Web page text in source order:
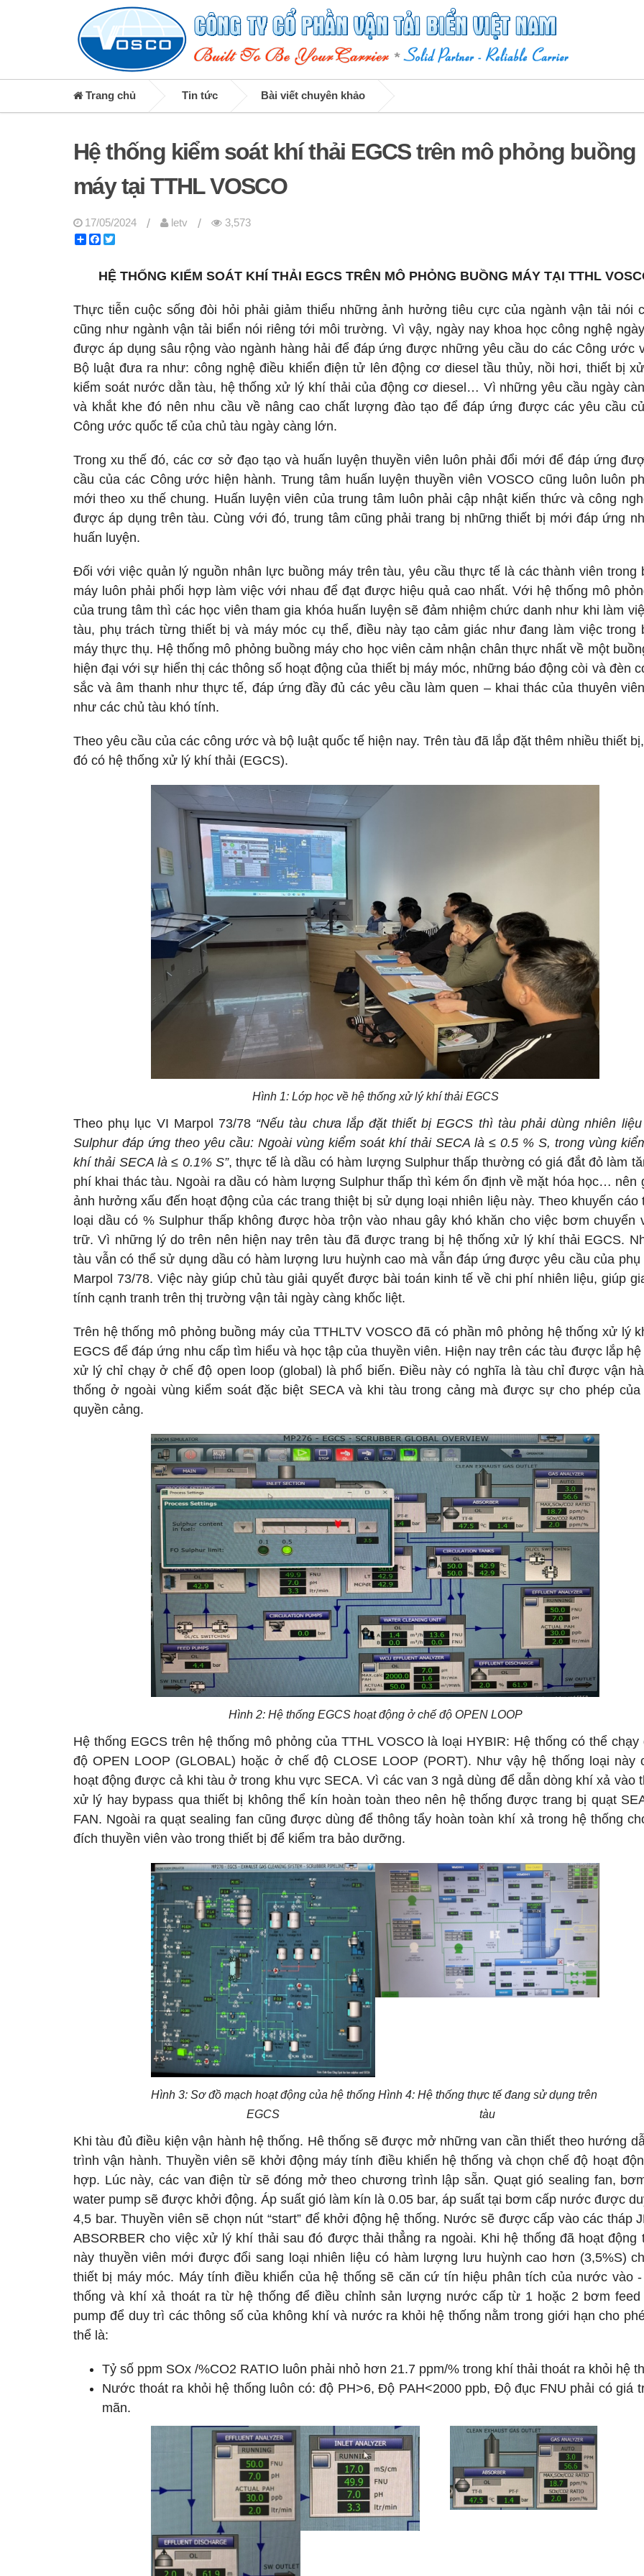
Trang chủ Tin tức Bài viết chuyên khảo
Hệ thống kiểm soát khí thải EGCS trên mô phỏng buồng
máy tại TTHL VOSCO
17/05/2024 / letv /
3,573
ShareFacebook
HỆ THỐNG KIỂM SOÁT KHÍ THẢI EGCS TRÊN MÔ PHỎNG BUỒNG MÁY TẠI TTHL
Thực tiễn cuộc sống đòi hỏi phải giảm thiểu những ảnh hưởng tiêu cực của ngành vận tải nói
cũng như ngành vận tải biển nói riêng tới môi trường. Vì vậy, ngày nay khoa học công nghệ
được áp dụng sâu rộng vào ngành hàng hải để đáp ứng được những yêu cầu do các Công ước
Bộ luật đưa ra như: công nghệ điều khiển điện tử lên động cơ diesel tầu thủy, nồi hơi, thiết bị
kiểm soát nước dằn tàu, hệ thống xử lý khí thải của động cơ diesel… Vì những yêu cầu ngày
và khắt khe đó nên nhu cầu về nâng cao chất lượng đào tạo để đáp ứng được các yêu cầu
Công ước quốc tế của chủ tàu ngày càng lớn.
Trong xu thế đó, các cơ sở đạo tạo và huấn luyện thuyền viên luôn phải đổi mới để đáp ứng
cầu của các Công ước hiện hành. Trung tâm huấn luyện thuyền viên VOSCO cũng luôn luôn
mới theo xu thế chung. Huấn luyện viên của trung tâm luôn phải cập nhật kiến thức và công
được áp dụng trên tàu. Cùng với đó, trung tâm cũng phải trang bị những thiết bị mới đáp ứng
huấn luyện.
Đối với việc quản lý nguồn nhân lực buồng máy trên tàu, yêu cầu thực tế là các thành viên trong
máy luôn phải phối hợp làm việc với nhau để đạt được hiệu quả cao nhất. Với hệ thống mô
của trung tâm thì các học viên tham gia khóa huấn luyện sẽ đảm nhiệm chức danh như khi làm
tàu, phụ trách từng thiết bị và máy móc cụ thể, điều này tạo cảm giác như đang làm việc trong
máy thực thụ. Hệ thống mô phỏng buồng máy cho học viên cảm nhận chân thực nhất về một
hiện đại với sự hiển thị các thông số hoạt động của thiết bị máy móc, những báo động còi và đèn
sắc và âm thanh như thực tế, đáp ứng đầy đủ các yêu cầu làm quen – khai thác của thuyên
như các chủ tàu khó tính.
Theo yêu cầu của các công ước và bộ luật quốc tế hiện nay. Trên tàu đã lắp đặt thêm nhiều thiết
đó có hệ thống xử lý khí thải (EGCS).
Hình 1: Lớp học về hệ thống xử lý khí thải EGCS
Theo phụ lục VI Marpol 73/78 “Nếu tàu chưa lắp đặt thiết bị EGCS thì tàu phải dùng nhiên
Sulphur đáp ứng theo yêu cầu: Ngoài vùng kiểm soát khí thải SECA là ≤ 0.5 % S, trong vùng
khí thải SECA là ≤ 0.1% S”, thực tế là dầu có hàm lượng Sulphur thấp thường có giá đắt đỏ làm
phí khai thác tàu. Ngoài ra dầu có hàm lượng Sulphur thấp thì kém ổn định về mặt hóa học… nên
ảnh hưởng xấu đến hoạt động của các trang thiệt bị sử dụng loại nhiên liệu này. Theo khuyến cáo
loại dầu có % Sulphur thấp không được hòa trộn vào nhau gây khó khăn cho việc bơm chuyển
trữ. Vì những lý do trên nên hiện nay trên tàu đã được trang bị hệ thống xử lý khí thải EGCS.
tàu vẫn có thể sử dụng dầu có hàm lượng lưu huỳnh cao mà vẫn đáp ứng được yêu cầu của phụ
Marpol 73/78. Việc này giúp chủ tàu giải quyết được bài toán kinh tế về chi phí nhiên liệu, giúp
tính cạnh tranh trên thị trường vận tải ngày càng khốc liệt.
Trên hệ thống mô phỏng buồng máy của TTHLTV VOSCO đã có phần mô phỏng hệ thống xử lý
EGCS để đáp ứng nhu cấp tìm hiểu và học tập của thuyền viên. Hiện nay trên các tàu được lắp hệ
xử lý chỉ chạy ở chế độ open loop (global) là phổ biến. Điều này có nghĩa là tàu chỉ được vận
thống ở ngoài vùng kiểm soát đặc biệt SECA và khi tàu trong cảng mà được sự cho phép của
quyền cảng.
Hình 2: Hệ thống EGCS hoạt động ở chế độ OPEN LOOP
Hệ thống EGCS trên hệ thống mô phỏng của TTHL VOSCO là loại HYBIR: Hệ thống có thể
độ OPEN LOOP (GLOBAL) hoặc ở chế độ CLOSE LOOP (PORT). Như vậy hệ thống loại này
hoạt động được cả khi tàu ở trong khu vực SECA. Vì các van 3 ngả dùng để dẫn dòng khí xả vào
xử lý hay bypass qua thiết bị không thể kín hoàn toàn theo nên hệ thống được trang bị quạt
FAN. Ngoài ra quạt sealing fan cũng được dùng để thông tẩy hoàn toàn khí xả trong hệ thống
đích thuyền viên vào trong thiết bị để kiểm tra bảo dưỡng.
Hình 3: Sơ đồ mạch hoạt động của hệ thống
EGCS
Hình 4: Hệ thống thực tế đang sử dụng trên
tàu
Khi tàu đủ điều kiện vận hành hệ thống. Hê thống sẽ được mở những van cần thiết theo hướng
trình vận hành. Thuyền viên sẽ khởi động máy tính điều khiển hệ thống và chọn chế độ hoạt
hợp. Lúc này, các van điện từ sẽ đóng mở theo chương trình lập sẵn. Quạt gió sealing fan,
water pump sẽ được khởi động. Áp suất gió làm kín là 0.05 bar, áp suất tại bơm cấp nước được
4,5 bar. Thuyền viên sẽ chọn nút “start” để khởi động hệ thống. Nước sẽ được cấp vào các tháp
ABSORBER cho việc xử lý khí thải sau đó được thải thẳng ra ngoài. Khi hệ thống đã hoạt động
này thuyền viên mới được đổi sang loại nhiên liệu có hàm lượng lưu huỳnh cao hơn (3,5%S)
thiết bị máy móc. Máy tính điều khiển của hệ thống sẽ căn cứ tín hiệu phân tích của nước vào
thống và khí xả thoát ra từ hệ thống để điều chỉnh sản lượng nước cấp từ 1 hoặc 2 bơm feed
pump để duy trì các thông số của không khí và nước ra khỏi hệ thống nằm trong giới hạn cho
thể là:
Tỷ số ppm SOx /%CO2 RATIO luôn phải nhỏ hơn 21.7 ppm/% trong khí thải thoát ra khỏi hệ
Nước thoát ra khỏi hệ thống luôn có: độ PH>6, Độ PAH<2000 ppb, Độ đục FNU phải có giá
mãn.